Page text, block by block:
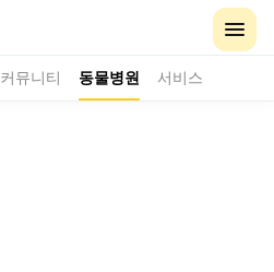
커뮤니티 동물병원 서비스